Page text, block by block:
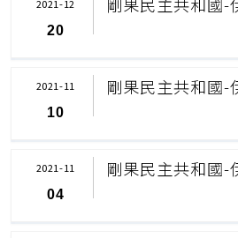
2021-12
20
剛果民主共和國-
2021-11
10
剛果民主共和國-
2021-11
04